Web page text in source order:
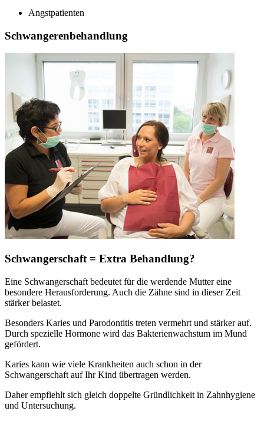
Angstpatienten
Schwangerenbehandlung
Schwangerschaft = Extra Behandlung?
Eine Schwangerschaft bedeutet für die werdende Mutter eine
besondere Herausforderung. Auch die Zähne sind in dieser Zeit
stärker belastet.
Besonders Karies und Parodontitis treten vermehrt und stärker auf.
Durch spezielle Hormone wird das Bakterienwachstum im Mund
gefördert.
Karies kann wie viele Krankheiten auch schon in der
Schwangerschaft auf Ihr Kind übertragen werden.
Daher empfiehlt sich gleich doppelte Gründlichkeit in Zahnhygiene
und Untersuchung.